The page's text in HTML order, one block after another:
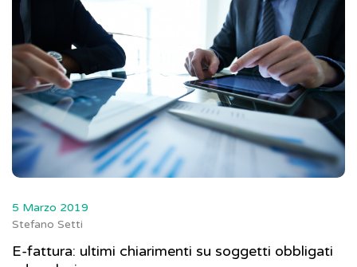
5 Marzo 2019
Stefano Setti
E-fattura: ultimi chiarimenti su soggetti obbligati